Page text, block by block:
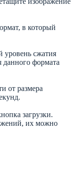
в который
сжатия
данного формата
от размера
загрузки.
их можно